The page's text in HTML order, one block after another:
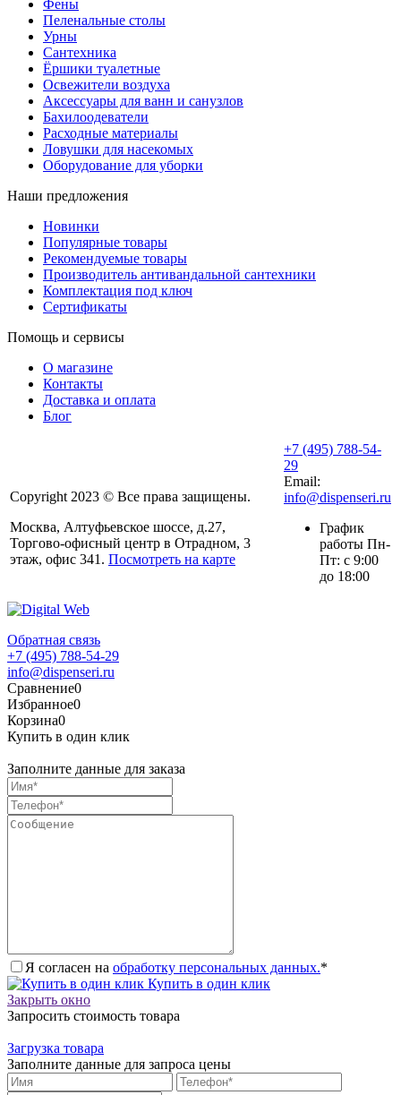
Фены
Пеленальные столы
Урны
Сантехника
Ёршики туалетные
Освежители воздуха
Аксессуары для ванн и санузлов
Бахилоодеватели
Расходные материалы
Ловушки для насекомых
Оборудование для уборки
Наши предложения
Новинки
Популярные товары
Рекомендуемые товары
Производитель антивандальной сантехники
Комплектация под ключ
Сертификаты
Помощь и сервисы
О магазине
Контакты
Доставка и оплата
Блог
Copyright 2023 © Все права защищены.
Москва, Алтуфьевское шоссе, д.27,
Торгово-офисный центр в Отрадном, 3
этаж, офис 341. Посмотреть на карте
+7 (495) 788-54-
29
Email:
info@dispenseri.ru
График
работы Пн-
Пт: с 9:00
до 18:00
Обратная связь
+7 (495) 788-54-29
info@dispenseri.ru
Сравнение0
Избранное0
Корзина0
Купить в один клик
Заполните данные для заказа
Я согласен на обработку персональных данных.*
Купить в один клик
Закрыть окно
Запросить стоимость товара
Загрузка товара
Заполните данные для запроса цены